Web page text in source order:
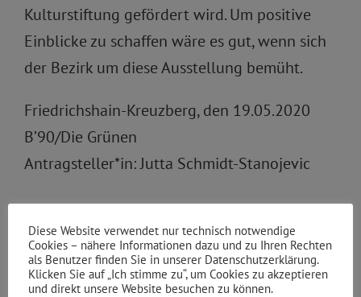
Kulturstiftung gefördert wird. Um positive
Einblicke zu schaffen wäre es gut, wenn sich
der Bezirk um diese Ausstellung bemüht.
Friedrichshain-Kreuzberg, den 19.05.2020
B’90/Die Grünen
Antragsteller*in: Jutta Schmidt-Stanojevic
PDF zur Drucksache
Von | 22.07.2020
Diese Website verwendet nur technisch notwendige
Cookies – nähere Informationen dazu und zu Ihren Rechten
als Benutzer finden Sie in unserer Datenschutzerklärung.
Klicken Sie auf „Ich stimme zu“, um Cookies zu akzeptieren
und direkt unsere Website besuchen zu können.